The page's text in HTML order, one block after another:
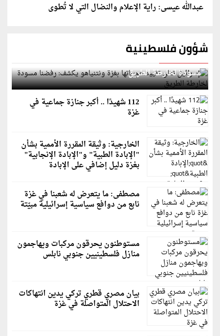
عبدالله عيسى: راية الإعلام والنضال التي لا تُطوى
شؤون فلسطينية
إسرائيل تعلن تقييد هجماتها بغزة ونتنياهو يكشف: رفضنا
مسودة لخارطة الطريق
112 شهيدًا .. أكبر جنازة جماعية في
غزة
الخارجية: وثيقة المقررة الأممية بشأن
"الإبادة الطبية" و"الإبادة الإنجابية"
بغزة دليل إضافي على الإبادة
مصطفى: ما يتعرض له شعبنا في غزة
نابع من دوافع سياسية إسرائيلية مبيّتة
مستوطنون يحرقون مركبات ويهاجمون
منازل فلسطينيين جنوبي نابلس
بيان مصري قطري تركي يدين انتهاكات
الاحتلال المتواصلة في غزة